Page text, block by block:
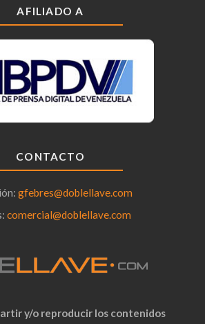
AFILIADO A
CONTACTO
gfebres@doblellave.com
comercial@doblellave.com
y/o reproducir los contenidos